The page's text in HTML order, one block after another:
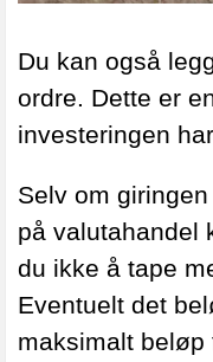
Du kan også
ordre. Dette er
investeringen
Selv om
på valutahandel
du ikke å tape
Eventuelt det
maksimalt beløp